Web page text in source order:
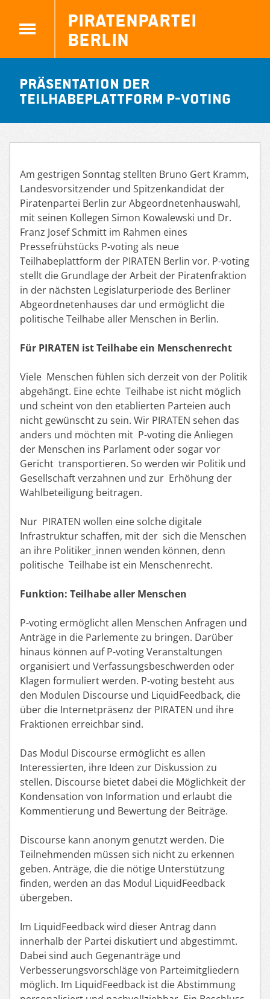
Piratenpartei
Berlin
Präsentation der
Teilhabeplattform P-voting
Am gestrigen Sonntag stellten Bruno Gert Kramm,
Landesvorsitzender und Spitzenkandidat der
Piratenpartei Berlin zur Abgeordnetenhauswahl,
mit seinen Kollegen Simon Kowalewski und Dr.
Franz Josef Schmitt im Rahmen eines
Pressefrühstücks P-voting als neue
Teilhabeplattform der PIRATEN Berlin vor. P-voting
stellt die Grundlage der Arbeit der Piratenfraktion
in der nächsten Legislaturperiode des Berliner
Abgeordnetenhauses dar und ermöglicht die
politische Teilhabe aller Menschen in Berlin.
Für PIRATEN ist Teilhabe ein Menschenrecht
Viele Menschen fühlen sich derzeit von der Politik
abgehängt. Eine echte Teilhabe ist nicht möglich
und scheint von den etablierten Parteien auch
nicht gewünscht zu sein. Wir PIRATEN sehen das
anders und möchten mit P-voting die Anliegen
der Menschen ins Parlament oder sogar vor
Gericht transportieren. So werden wir Politik und
Gesellschaft verzahnen und zur Erhöhung der
Wahlbeteiligung beitragen.
Nur PIRATEN wollen eine solche digitale
Infrastruktur schaffen, mit der sich die Menschen
an ihre Politiker_innen wenden können, denn
politische Teilhabe ist ein Menschenrecht.
Funktion: Teilhabe aller Menschen
P-voting ermöglicht allen Menschen Anfragen und
Anträge in die Parlemente zu bringen. Darüber
hinaus können auf P-voting Veranstaltungen
organisiert und Verfassungsbeschwerden oder
Klagen formuliert werden. P-voting besteht aus
den Modulen Discourse und LiquidFeedback, die
über die Internetpräsenz der PIRATEN und ihre
Fraktionen erreichbar sind.
Das Modul Discourse ermöglicht es allen
Interessierten, ihre Ideen zur Diskussion zu
stellen. Discourse bietet dabei die Möglichkeit der
Kondensation von Information und erlaubt die
Kommentierung und Bewertung der Beiträge.
Discourse kann anonym genutzt werden. Die
Teilnehmenden müssen sich nicht zu erkennen
geben. Anträge, die die nötige Unterstützung
finden, werden an das Modul LiquidFeedback
übergeben.
Im LiquidFeedback wird dieser Antrag dann
innerhalb der Partei diskutiert und abgestimmt.
Dabei sind auch Gegenanträge und
Verbesserungsvorschläge von Parteimitgliedern
möglich. Im LiquidFeedback ist die Abstimmung